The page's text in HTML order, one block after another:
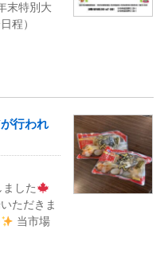
末特別大
日程）
行われ
した
ただきま
当市場